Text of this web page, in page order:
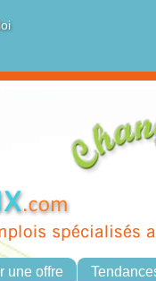
une offre